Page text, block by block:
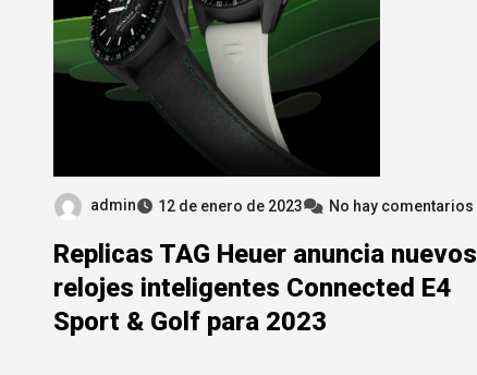
admin 12 de enero de 2023 No hay comentarios
Replicas TAG Heuer anuncia nuevos
relojes inteligentes Connected E4
Sport & Golf para 2023